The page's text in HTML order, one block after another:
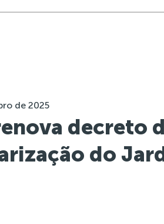
de 2025
decreto
do